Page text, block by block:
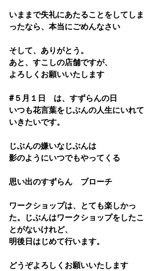
いままで失礼にあたることをしてしま
ったなら、本当にごめんなさい
そして、ありがとう。
あと、すこしの店舗ですが、
よろしくお願いいたします
#５月１日　は、すずらんの日
いつも花言葉をじぶんの人生にいれて
いきたいです。
じぶんの嫌いなじぶんは
影のようにいつでもやってくる
思い出のすずらん　ブローチ
ワークショップは、とても楽しかっ
た。じぶんはワークショップをしたこ
とがないけれど、
明後日はじめて行います。
どうぞよろしくお願いいたします